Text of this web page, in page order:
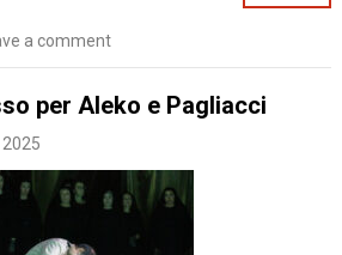
a comment
per Aleko e Pagliacci